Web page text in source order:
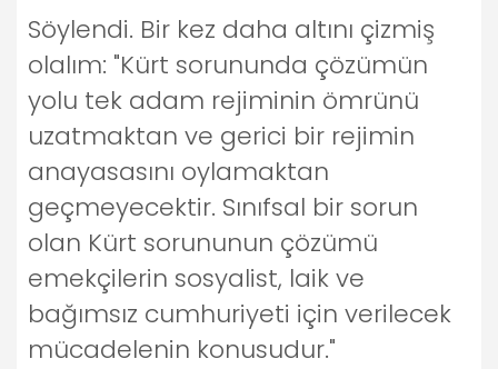
Söylendi. Bir kez daha altını çizmiş
olalım: "Kürt sorununda çözümün
yolu tek adam rejiminin ömrünü
uzatmaktan ve gerici bir rejimin
anayasasını oylamaktan
geçmeyecektir. Sınıfsal bir sorun
olan Kürt sorununun çözümü
emekçilerin sosyalist, laik ve
bağımsız cumhuriyeti için verilecek
mücadelenin konusudur."